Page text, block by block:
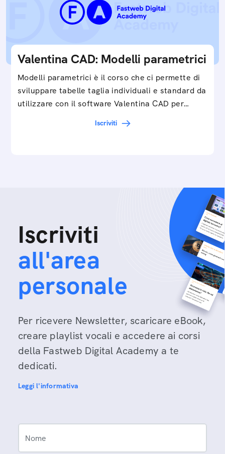
Valentina CAD: Modelli parametrici
Modelli parametrici è il corso che ci permette di
sviluppare tabelle taglia individuali e standard da
utilizzare con il software Valentina CAD per…
Iscriviti
Iscriviti
all'area
personale
Per ricevere Newsletter, scaricare eBook,
creare playlist vocali e accedere ai corsi
della Fastweb Digital Academy a te
dedicati.
Leggi l'informativa
Nome